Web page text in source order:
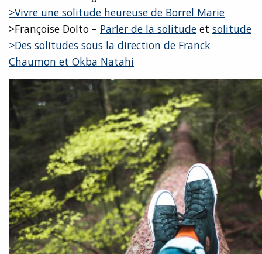
>Vivre une solitude heureuse de Borrel Marie
>Françoise Dolto – Parler de la solitude et solitude
>Des solitudes sous la direction de Franck
Chaumon et Okba Natahi